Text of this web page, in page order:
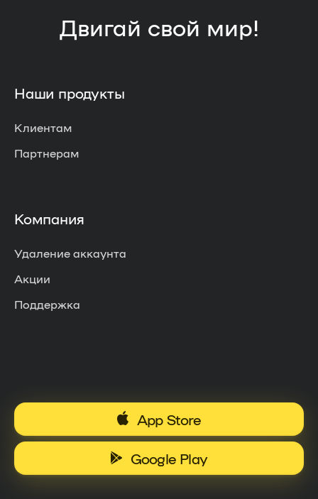
Двигай свой мир!
Наши продукты
Клиентам
Партнерам
Компания
Удаление аккаунта
Акции
Поддержка
App Store
Google Play